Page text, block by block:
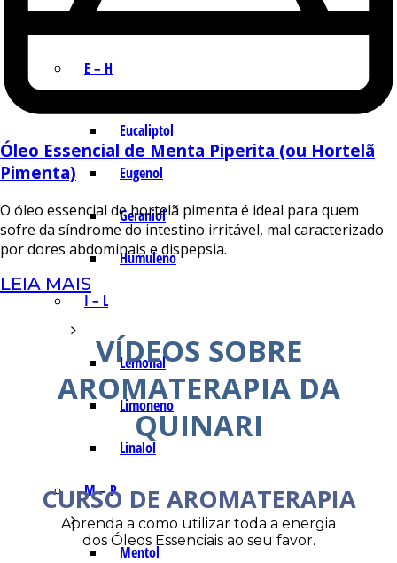
E – H
Eucaliptol
Eugenol
Geraniol
Humuleno
I – L
Lemonal
Limoneno
Linalol
M – P
Mentol
Óleo Essencial de Menta Piperita (ou Hortelã
Pimenta)
O óleo essencial de hortelã pimenta é ideal para quem
sofre da síndrome do intestino irritável, mal caracterizado
por dores abdominais e dispepsia.
LEIA MAIS
VÍDEOS SOBRE
AROMATERAPIA DA
QUINARI
CURSO DE AROMATERAPIA
Aprenda a como utilizar toda a energia
dos Óleos Essenciais ao seu favor.